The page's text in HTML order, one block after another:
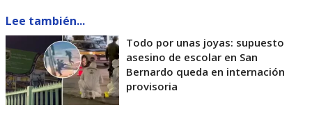
Lee también...
Todo por unas joyas: supuesto
asesino de escolar en San
Bernardo queda en internación
provisoria